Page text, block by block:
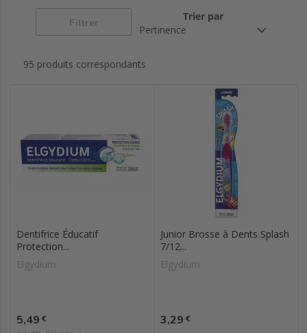
Filtrer
Trier par
95 produits correspondants
Dentifrice Éducatif
Protection...
Elgydium
Prix
5,49 €
Junior Brosse à Dents Splash
7/12...
Elgydium
Prix
3,29 €